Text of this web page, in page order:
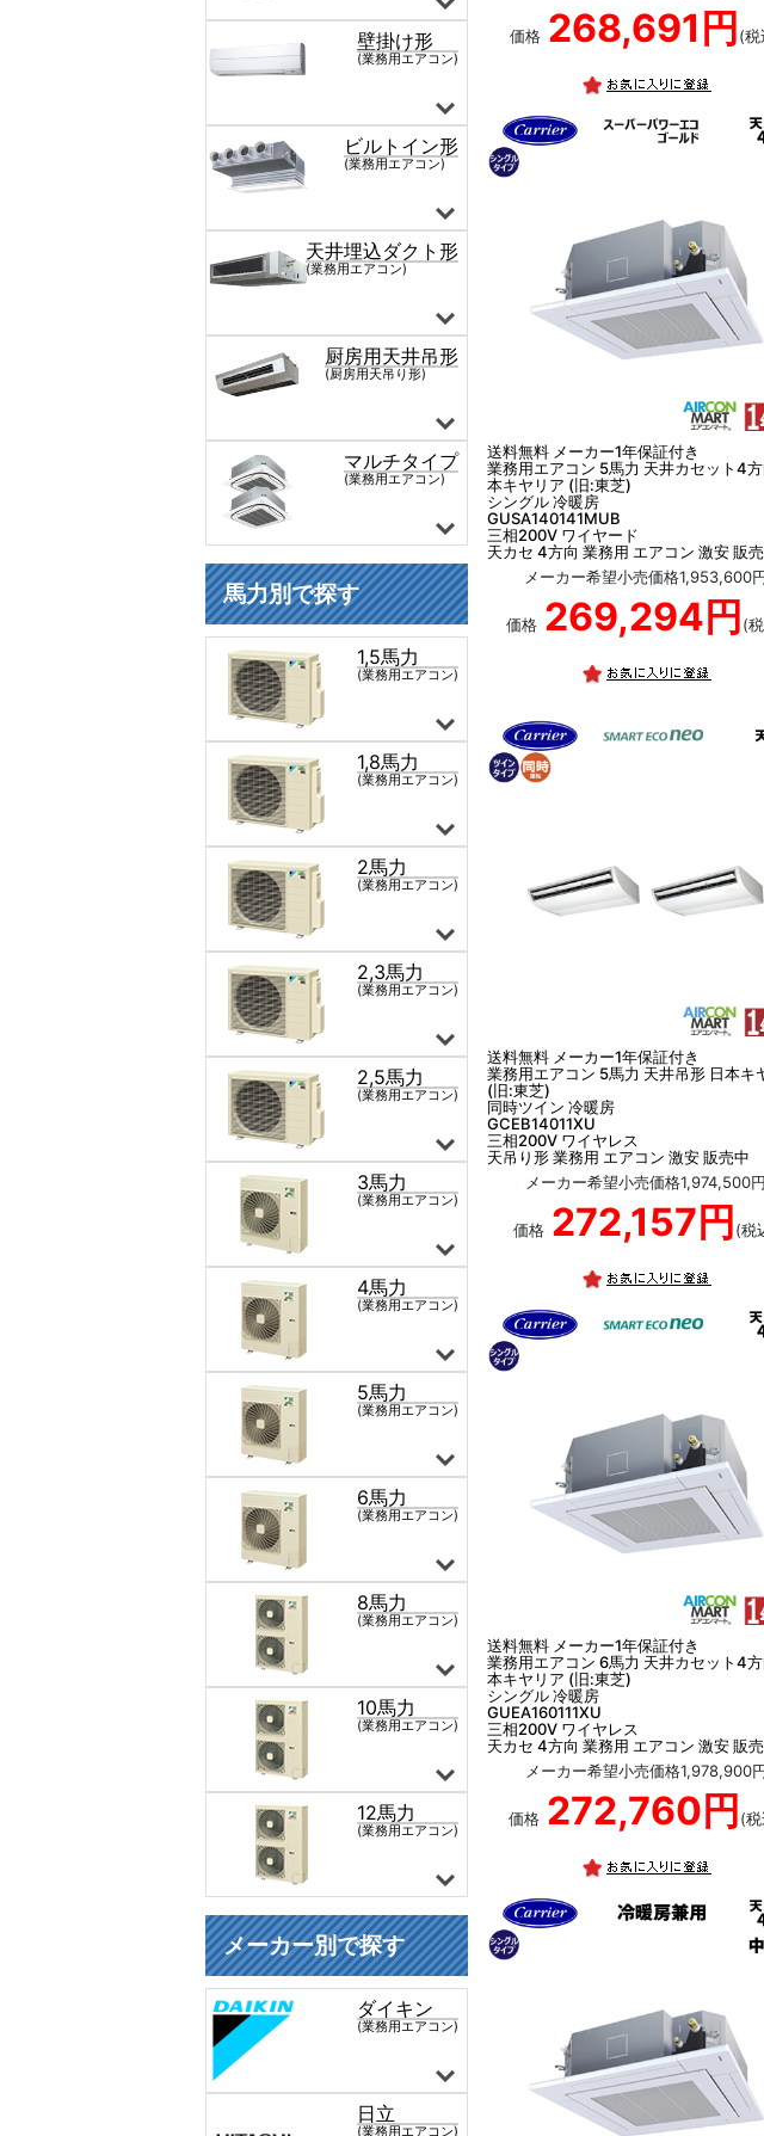
価格 268,691円 (税
送料無料 メーカー1年保証付き
業務用エアコン 5馬力 天井カセット4方
本キヤリア (旧:東芝)
シングル 冷暖房
GUSA140141MUB
三相200V ワイヤード
天カセ 4方向 業務用 エアコン 激安 販
メーカー希望小売価格1,953,600
価格 269,294円 (
送料無料 メーカー1年保証付き
業務用エアコン 5馬力 天井吊形 日本キ
(旧:東芝)
同時ツイン 冷暖房
GCEB14011XU
三相200V ワイヤレス
天吊り形 業務用 エアコン 激安 販売中
メーカー希望小売価格1,974,500円
価格 272,157円 (税
送料無料 メーカー1年保証付き
業務用エアコン 6馬力 天井カセット4方
本キヤリア (旧:東芝)
シングル 冷暖房
GUEA160111XU
三相200V ワイヤレス
天カセ 4方向 業務用 エアコン 激安 販
メーカー希望小売価格1,978,900
価格 272,760円 (